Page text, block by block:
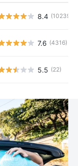
8.4 (10239)
7.6 (4316)
5.5 (22)